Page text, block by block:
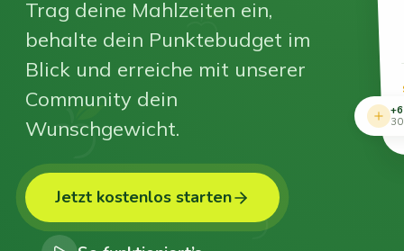
Trag deine Mahlzeiten ein,
behalte dein Punktebudget im
Blick und erreiche mit unserer
Community dein
Wunschgewicht.
Jetzt kostenlos starten